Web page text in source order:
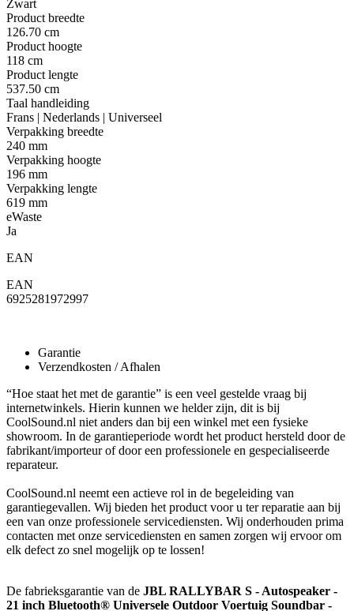
Zwart
Product breedte
126.70 cm
Product hoogte
118 cm
Product lengte
537.50 cm
Taal handleiding
Frans | Nederlands | Universeel
Verpakking breedte
240 mm
Verpakking hoogte
196 mm
Verpakking lengte
619 mm
eWaste
Ja
EAN
EAN
6925281972997
Garantie
Verzendkosten / Afhalen
“Hoe staat het met de garantie” is een veel gestelde vraag bij
internetwinkels. Hierin kunnen we helder zijn, dit is bij
CoolSound.nl niet anders dan bij een winkel met een fysieke
showroom. In de garantieperiode wordt het product hersteld door de
fabrikant/importeur of door een professionele en gespecialiseerde
reparateur.
CoolSound.nl neemt een actieve rol in de begeleiding van
garantiegevallen. Wij bieden het product voor u ter reparatie aan bij
een van onze professionele servicediensten. Wij onderhouden prima
contacten met onze servicediensten en samen zorgen wij ervoor om
elk defect zo snel mogelijk op te lossen!
De fabrieksgarantie van de JBL RALLYBAR S - Autospeaker -
21 inch Bluetooth® Universele Outdoor Voertuig Soundbar -